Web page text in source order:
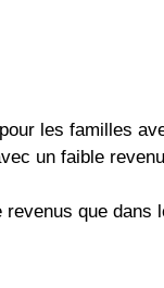
les familles
un faible
que dans